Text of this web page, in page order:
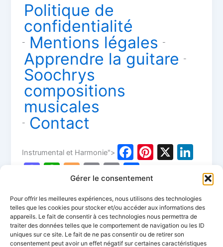
Gérer le consentement
Pour offrir les meilleures expériences, nous utilisons des technologies
telles que les cookies pour stocker et/ou accéder aux informations des
appareils. Le fait de consentir à ces technologies nous permettra de
traiter des données telles que le comportement de navigation ou les ID
uniques sur ce site. Le fait de ne pas consentir ou de retirer son
consentement peut avoir un effet négatif sur certaines caractéristiques
Politique de
confidentialité
- Mentions légales -
Apprendre la guitare -
Soochrys
compositions
musicales
- Contact
Instrumental et Harmonie">
F
a
c
e
b
o
Pi
e
st
X
e
dI
n
M
st
o
d
W
at
s
A
Bl
o
g
g
er
C
o
p
y
Li
E
m
ai
l
ar
ta
g
er
1 2 Suivant